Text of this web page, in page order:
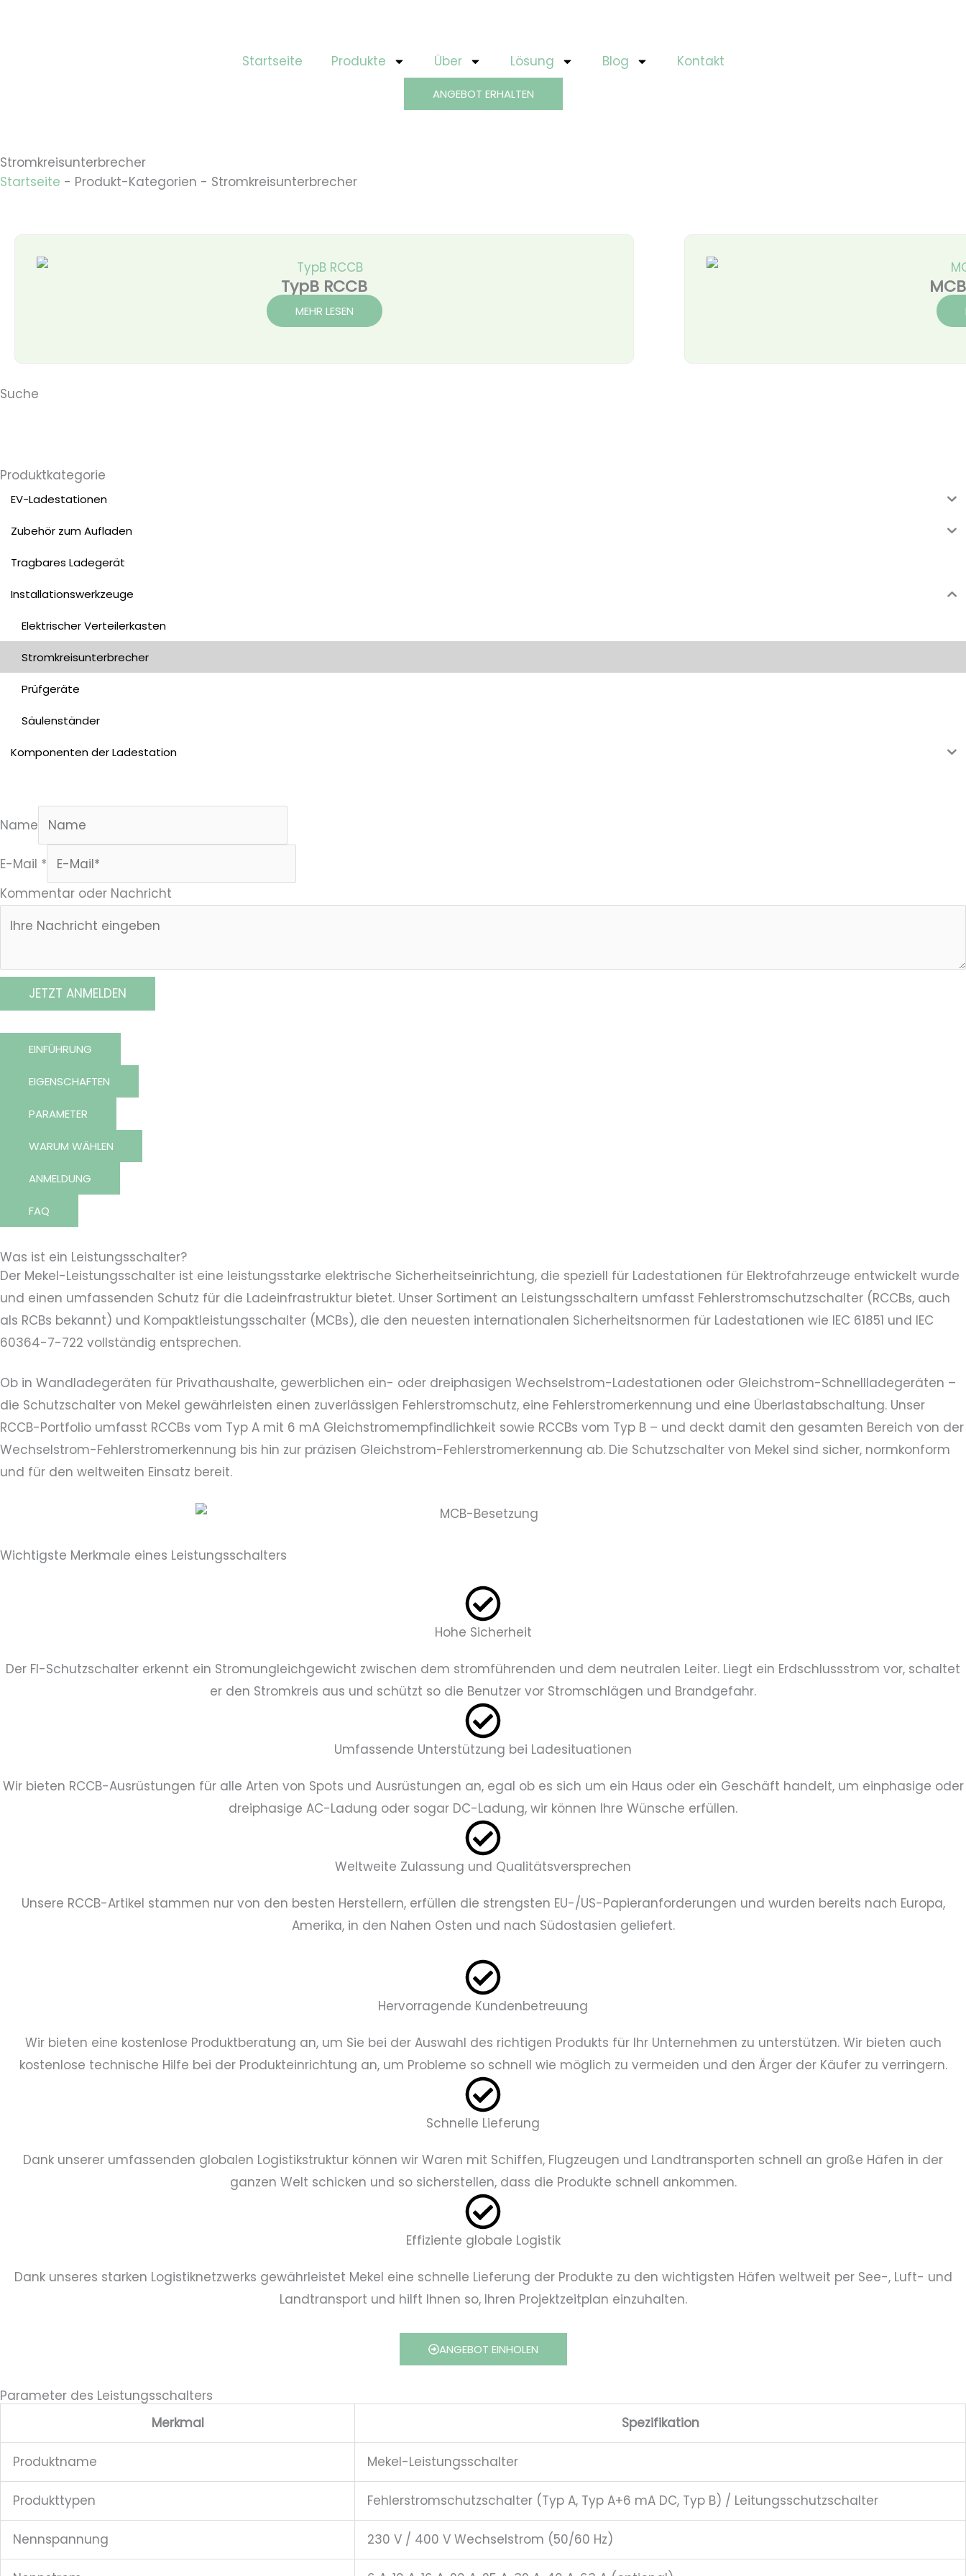
Startseite Produkte Über Lösung Blog Kontakt
ANGEBOT ERHALTEN
Stromkreisunterbrecher
Startseite - Produkt-Kategorien - Stromkreisunterbrecher
TypB RCCB
MEHR LESEN
Suche
Produktkategorie
EV-Ladestationen
Zubehör zum Aufladen
Tragbares Ladegerät
Installationswerkzeuge
Elektrischer Verteilerkasten
Stromkreisunterbrecher
Prüfgeräte
Säulenständer
Komponenten der Ladestation
Name
E-Mail *
Kommentar oder Nachricht
JETZT ANMELDEN
EINFÜHRUNG
EIGENSCHAFTEN
PARAMETER
WARUM WÄHLEN
ANMELDUNG
FAQ
Was ist ein Leistungsschalter?
Der Mekel-Leistungsschalter ist eine leistungsstarke elektrische Sicherheitseinrichtung, die speziell für Ladestationen für Elektrofahrzeuge entwickelt wurde
und einen umfassenden Schutz für die Ladeinfrastruktur bietet. Unser Sortiment an Leistungsschaltern umfasst Fehlerstromschutzschalter (RCCBs, auch
als RCBs bekannt) und Kompaktleistungsschalter (MCBs), die den neuesten internationalen Sicherheitsnormen für Ladestationen wie IEC 61851 und IEC
60364-7-722 vollständig entsprechen.
Ob in Wandladegeräten für Privathaushalte, gewerblichen ein- oder dreiphasigen Wechselstrom-Ladestationen oder Gleichstrom-Schnellladegeräten –
die Schutzschalter von Mekel gewährleisten einen zuverlässigen Fehlerstromschutz, eine Fehlerstromerkennung und eine Überlastabschaltung. Unser
RCCB-Portfolio umfasst RCCBs vom Typ A mit 6 mA Gleichstromempfindlichkeit sowie RCCBs vom Typ B – und deckt damit den gesamten Bereich von der
Wechselstrom-Fehlerstromerkennung bis hin zur präzisen Gleichstrom-Fehlerstromerkennung ab. Die Schutzschalter von Mekel sind sicher, normkonform
und für den weltweiten Einsatz bereit.
Wichtigste Merkmale eines Leistungsschalters
Hohe Sicherheit
Der FI-Schutzschalter erkennt ein Stromungleichgewicht zwischen dem stromführenden und dem neutralen Leiter. Liegt ein Erdschlussstrom vor, schaltet
er den Stromkreis aus und schützt so die Benutzer vor Stromschlägen und Brandgefahr.
Umfassende Unterstützung bei Ladesituationen
Wir bieten RCCB-Ausrüstungen für alle Arten von Spots und Ausrüstungen an, egal ob es sich um ein Haus oder ein Geschäft handelt, um einphasige oder
dreiphasige AC-Ladung oder sogar DC-Ladung, wir können Ihre Wünsche erfüllen.
Weltweite Zulassung und Qualitätsversprechen
Unsere RCCB-Artikel stammen nur von den besten Herstellern, erfüllen die strengsten EU-/US-Papieranforderungen und wurden bereits nach Europa,
Amerika, in den Nahen Osten und nach Südostasien geliefert.
Hervorragende Kundenbetreuung
Wir bieten eine kostenlose Produktberatung an, um Sie bei der Auswahl des richtigen Produkts für Ihr Unternehmen zu unterstützen. Wir bieten auch
kostenlose technische Hilfe bei der Produkteinrichtung an, um Probleme so schnell wie möglich zu vermeiden und den Ärger der Käufer zu verringern.
Schnelle Lieferung
Dank unserer umfassenden globalen Logistikstruktur können wir Waren mit Schiffen, Flugzeugen und Landtransporten schnell an große Häfen in der
ganzen Welt schicken und so sicherstellen, dass die Produkte schnell ankommen.
Effiziente globale Logistik
Dank unseres starken Logistiknetzwerks gewährleistet Mekel eine schnelle Lieferung der Produkte zu den wichtigsten Häfen weltweit per See-, Luft- und
Landtransport und hilft Ihnen so, Ihren Projektzeitplan einzuhalten.
ANGEBOT EINHOLEN
Parameter des Leistungsschalters
Merkmal
Spezifikation
Produktname Mekel-Leistungsschalter
Produkttypen Fehlerstromschutzschalter (Typ A, Typ A+6 mA DC, Typ B) / Leitungsschutzschalter
Nennspannung 230 V / 400 V Wechselstrom (50/60 Hz)